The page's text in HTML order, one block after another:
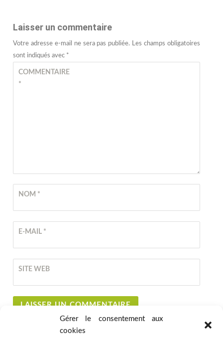
Gérer le consentement aux
cookies
Laisser un commentaire
Votre adresse e-mail ne sera pas publiée. Les champs obligatoires
sont indiqués avec *
COMMENTAIRE
*
NOM *
E-MAIL *
SITE WEB